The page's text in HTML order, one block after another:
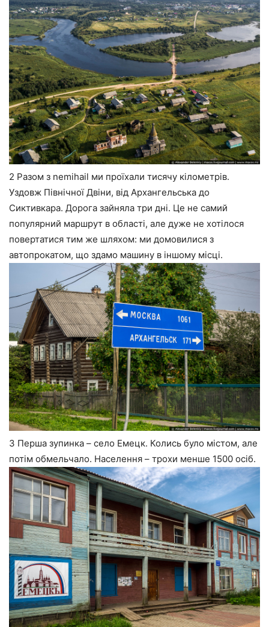
2 Разом з nemihail ми проїхали тисячу кілометрів.
Уздовж Північної Двіни, від Архангельська до
Сиктивкара. Дорога зайняла три дні. Це не самий
популярний маршрут в області, але дуже не хотілося
повертатися тим же шляхом: ми домовилися з
автопрокатом, що здамо машину в іншому місці.
3 Перша зупинка – село Емецк. Колись було містом, але
потім обмельчало. Населення – трохи менше 1500 осіб.